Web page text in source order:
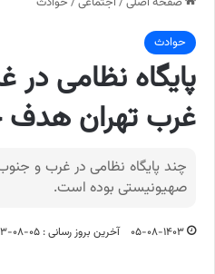
حوادث
پایگاه نظامی
غرب تهران هدف
چند پایگاه نظامی در غرب و
صهیونیستی بوده است.
۰۵-۰۸-۱۴۰۳ آخرین بروز رسانی : ۰۵-۰۸-۱۴۰۳